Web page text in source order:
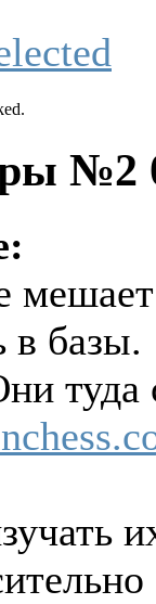
№2
в базы.
туда